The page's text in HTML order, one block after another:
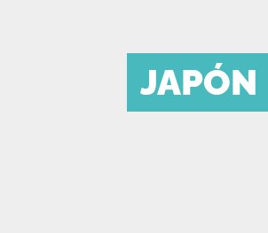
JAPÓN